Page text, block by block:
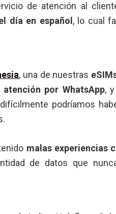
de atención al
día en español , lo cual
, una de nuestras
por WhatsApp,
podríamos
malas experiencias
de datos que